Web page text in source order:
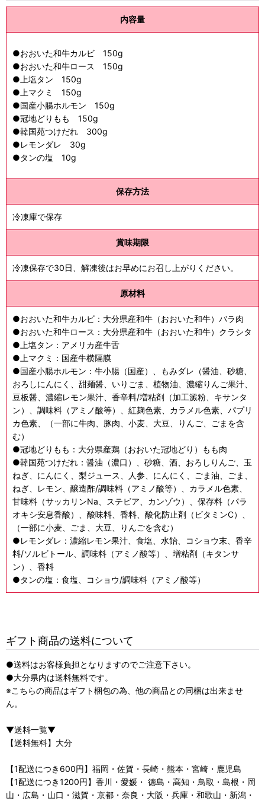
内容量
●おおいた和牛カルビ 150g
●おおいた和牛ロース
150g
●上塩タン 150g
●上マクミ 150g
●国産小腸ホルモン 150g
●冠地どりもも 150g
●韓国苑つけだれ 300g
●レモンダレ 30g
●タンの塩 10g
保存方法
冷凍庫で保存
賞味期限
冷凍保存で30日、解凍後はお早めにお召し上がりください。
原材料
●おおいた和牛カルビ：大分県産和牛（おおいた和牛）バラ肉
●おおいた和牛ロース ：大分県産和牛（おおいた和牛）クラシタ
●上塩タン ：アメリカ産牛舌
●上マクミ ：国産牛横隔膜
●国産小腸ホルモン ：牛小腸（国産）、もみダレ（醤油、砂糖、
おろしにんにく、甜麺醤、いりごま、植物油、濃縮りんご果汁、
豆板醤、濃縮レモン果汁、香辛料/増粘剤（加工澱粉、キサンタ
ン）、調味料（アミノ酸等）、紅麹色素、カラメル色素、パプリ
カ色素、（一部に牛肉、豚肉、小麦、大豆、りんご、ごまを含
む）
●冠地どりもも ：大分県産鶏（おおいた冠地どり）もも肉
●韓国苑つけだれ ：醤油（濃口）、砂糖、酒、おろしりんご、玉
ねぎ、にんにく、梨ジュース、人参、にんにく、ごま油、ごま、
ねぎ、レモン、醸造酢/調味料（アミノ酸等）、カラメル色素、
甘味料（サッカリンNa、ステビア、カンゾウ）、保存料（パラ
オキシ安息香酸）、酸味料、香料、酸化防止剤（ビタミンC）、
（一部に小麦、ごま、大豆、りんごを含む）
●レモンダレ ：濃縮レモン果汁、食塩、水飴、コショウ末、香辛
料/ソルビトール、調味料（アミノ酸等）、増粘剤（キタンサ
ン）、香料
●タンの塩 ：食塩、コショウ/調味料（アミノ酸等）
ギフト商品の送料について
●送料はお客様負担となりますのでご注意下さい。
●大分県内は送料無料です。
※こちらの商品はギフト梱包の為、他の商品との同梱は出来ませ
ん。
▼送料一覧▼
【送料無料】大分
【1配送につき600円】福岡・佐賀・長崎・熊本・宮崎・鹿児島
【1配送につき1200円】香川・愛媛・ 徳島・高知・鳥取・島根・岡
山・広島・山口・滋賀・京都・奈良・大阪・兵庫・和歌山・新潟・